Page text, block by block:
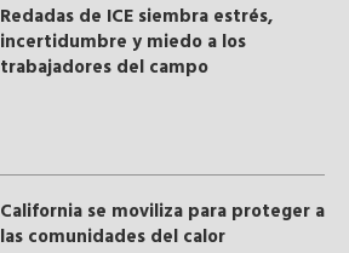
​Redadas de ICE siembra estrés,
incertidumbre y miedo a los
trabajadores del campo
California se moviliza para proteger a
las comunidades del calor